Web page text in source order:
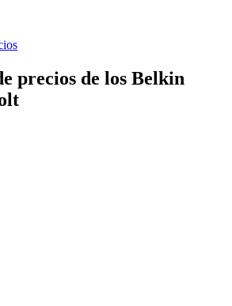
precios de los Belkin